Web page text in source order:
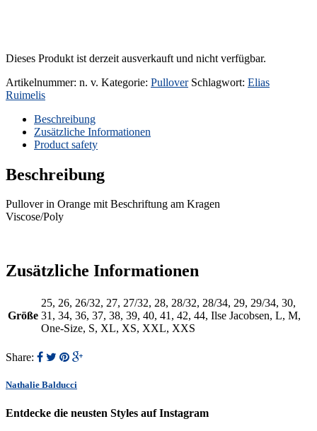
Dieses Produkt ist derzeit ausverkauft und nicht verfügbar.
Artikelnummer: n. v. Kategorie: Pullover Schlagwort: Elias
Ruimelis
Beschreibung
Zusätzliche Informationen
Product safety
Beschreibung
Pullover in Orange mit Beschriftung am Kragen
Viscose/Poly
Zusätzliche Informationen
Größe
25, 26, 26/32, 27, 27/32, 28, 28/32, 28/34, 29, 29/34, 30,
31, 34, 36, 37, 38, 39, 40, 41, 42, 44, Ilse Jacobsen, L, M,
One-Size, S, XL, XS, XXL, XXS
Share:
Nathalie Balducci
Entdecke die neusten Styles auf Instagram